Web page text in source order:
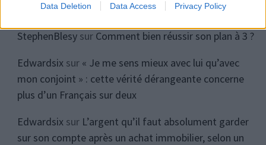
Data Deletion Data Access Privacy Policy
StephenBlesysur Comment bien réussir son plan à 3 ?
Edwardsixsur « Je me sens mieux avec lui qu’avec
mon conjoint » : cette vérité dérangeante concerne
plus d’un Français sur deux
Edwardsixsur L’argent qu’il faut absolument garder
sur son compte après un achat immobilier, selon un